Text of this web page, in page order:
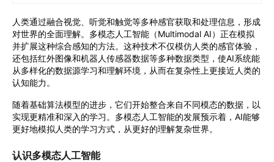
人类通过融合视觉、听觉和触觉等多种感官获取和处理信息，形成
对世界的全面理解。多模态人工智能（Multimodal AI）正在模拟
并扩展这种综合感知的方法。这种技术不仅模仿人类的感官体验，
还包括红外图像和机器人传感器数据等多种数据类型，使AI系统能
从多样化的数据源学习和理解环境，从而在复杂性上更接近人类的
认知能力。
随着基础算法模型的进步，它们开始整合来自不同模态的数据，以
实现更精准和深入的学习。多模态人工智能的发展预示着，AI能够
更好地模拟人类的学习方式，从更好的理解复杂世界。
认识多模态人工智能